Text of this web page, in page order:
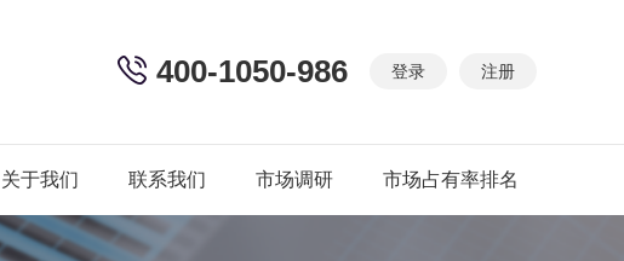
登录 注册
400-1050-986
关于我们 联系我们 市场调研 市场占有率排名